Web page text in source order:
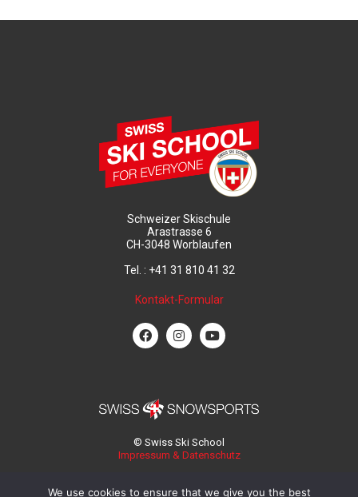
Schweizer Skischule
Arastrasse 6
CH-3048 Worblaufen
Tel. : +41 31 810 41 32
Kontakt-Formular
© Swiss Ski School
Impressum & Datenschutz
We use cookies to ensure that we give you the best